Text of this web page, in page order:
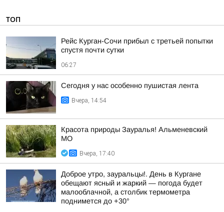
ТОП
Рейс Курган-Сочи прибыл с третьей попытки
спустя почти сутки
06:27
Сегодня у нас особенно пушистая лента
Вчера, 14:54
Красота природы Зауралья! Альменевский
МО
Вчера, 17:40
Доброе утро, зауральцы!. День в Кургане
обещают ясный и жаркий — погода будет
малооблачной, а столбик термометра
поднимется до +30°